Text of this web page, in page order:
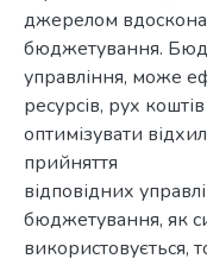
джерелом
бюджетування.
управління, може
ресурсів, рух
оптимізувати
прийняття
відповідних
бюджетування, як
використовується,